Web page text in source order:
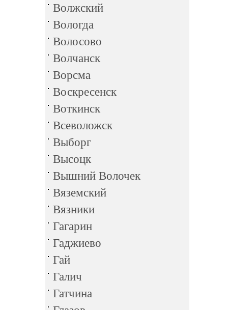
Волжский
Вологда
Волосово
Волчанск
Ворсма
Воскресенск
Воткинск
Всеволожск
Выборг
Высоцк
Вышний Волочек
Вяземский
Вязники
Гагарин
Гаджиево
Гай
Галич
Гатчина